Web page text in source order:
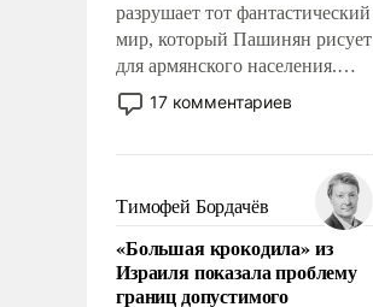
разрушает тот фантастический
мир, который Пашинян рисует
для армянского населения.
Мир, где политические
прожекты будут безусловно
налогоплательщиков и где
Еревану за свои поступки не
нужно отвечать.
17 комментариев
Тимофей Бордачёв
«Большая крокодила» из
Израиля показала проблему
границ допустимого